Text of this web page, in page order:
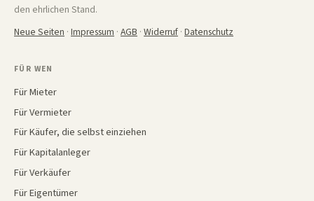
den ehrlichen Stand.
Neue Seiten · Impressum · AGB · Widerruf · Datenschutz
FÜR WEN
Für Mieter
Für Vermieter
Für Käufer, die selbst einziehen
Für Kapitalanleger
Für Verkäufer
Für Eigentümer